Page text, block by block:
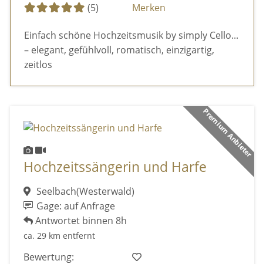
(5)
Merken
Einfach schöne Hochzeitsmusik by simply Cello...
– elegant, gefühlvoll, romatisch, einzigartig,
zeitlos
Premium Anbieter
Hochzeitssängerin und Harfe
Seelbach(Westerwald)
Gage: auf Anfrage
Antwortet binnen 8h
ca. 29 km entfernt
Bewertung: